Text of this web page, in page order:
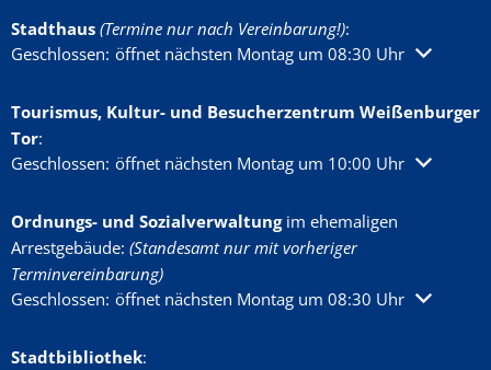
Stadthaus (Termine nur nach Vereinbarung!):
Klicken, um weitere Öffnungs- oder Schließzeiten auszublenden
Geschlossen: öffnet nächsten Montag um 08:30 Uhr
Tourismus, Kultur- und Besucherzentrum Weißenburger
Tor:
Klicken, um weitere Öffnungs- oder Schließzeiten auszublenden
Geschlossen: öffnet nächsten Montag um 10:00 Uhr
Ordnungs- und Sozialverwaltungim ehemaligen
Arrestgebäude: (Standesamt nur mit vorheriger
Terminvereinbarung)
Klicken, um weitere Öffnungs- oder Schließzeiten auszublenden
Geschlossen: öffnet nächsten Montag um 08:30 Uhr
Stadtbibliothek: